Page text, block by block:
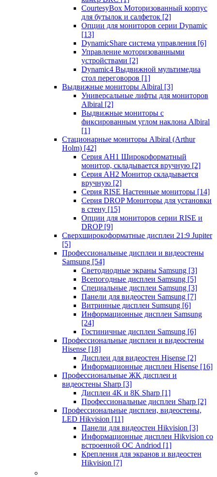
CourtesyBox Моторизованный корпус
для бутылок и салфеток [2]
Опции для мониторов серии Dynamic
[13]
DynamicShare система управления [6]
Управление моторизованными
устройствами [2]
Dynamic4 Выдвижной мультимедиа
стол переговоров [1]
Выдвижные мониторы Albiral [3]
Универсальные лифты для мониторов
Albiral [2]
Выдвижные мониторы с
фиксированным углом наклона Albiral
[1]
Стационарные мониторы Albiral (Arthur
Holm) [42]
Серия AH1 Широкоформатный
монитор, складывается вручную [2]
Серия AH2 Монитор складывается
вручную [2]
Серия RISE Настенные мониторы [14]
Серия DROP Мониторы для установки
в стену [15]
Опции для мониторов серии RISE и
DROP [9]
Сверхширокоформатные дисплеи 21:9 Jupiter
[5]
Профессиональные дисплеи и видеостены
Samsung [54]
Светодиодные экраны Samsung [3]
Всепогодные дисплеи Samsung [5]
Специальные дисплеи Samsung [3]
Панели для видеостен Samsung [7]
Витринные дисплеи Sumsung [6]
Информационные дисплеи Samsung
[24]
Гостиничные дисплеи Samsung [6]
Профессиональные дисплеи и видеостены
Hisense [18]
Дисплеи для видеостен Hisense [2]
Информационные дисплеи Hisense [16]
Профессиональные ЖК дисплеи и
видеостены Sharp [3]
Дисплеи 4K и 8K Sharp [1]
Профессиональные дисплеи Sharp [2]
Профессиональные дисплеи, видеостены,
LED Hikvision [11]
Панели для видеостен Hikvision [3]
Информационные дисплеи Hikvision со
встроенной ОС Andriod [1]
Крепления для экранов и видеостен
Hikvision [7]